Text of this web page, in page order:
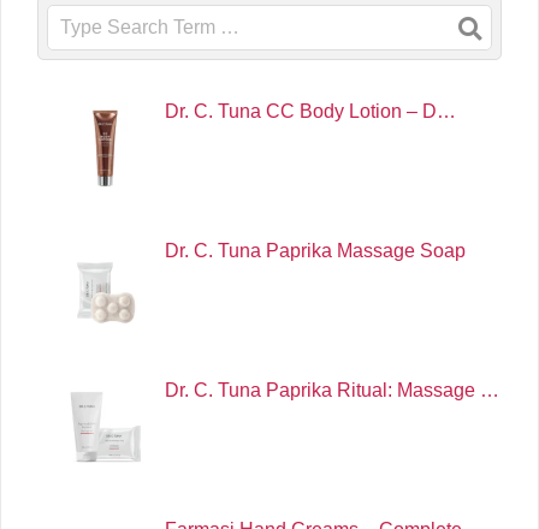
Search
Dr. C. Tuna CC Body Lotion – D…
Dr. C. Tuna Paprika Massage Soap
Dr. C. Tuna Paprika Ritual: Massage …